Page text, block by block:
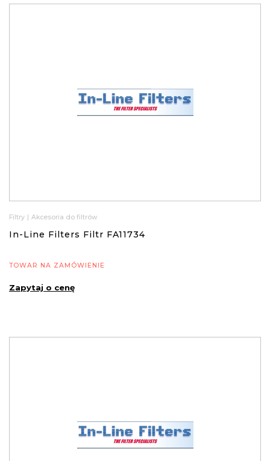
Filtry Akcesoria do filtrów
In-Line Filters Filtr FA11734
TOWAR NA ZAMÓWIENIE
Zapytaj o cenę